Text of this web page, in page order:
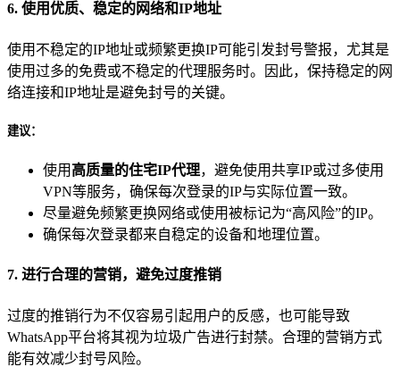
6. 使用优质、稳定的网络和IP地址
使用不稳定的IP地址或频繁更换IP可能引发封号警报，尤其是
使用过多的免费或不稳定的代理服务时。因此，保持稳定的网
络连接和IP地址是避免封号的关键。
建议：
使用 高质量的住宅IP代理，避免使用共享IP或过多使用
VPN等服务，确保每次登录的IP与实际位置一致。
尽量避免频繁更换网络或使用被标记为“高风险”的IP。
确保每次登录都来自稳定的设备和地理位置。
7. 进行合理的营销，避免过度推销
过度的推销行为不仅容易引起用户的反感，也可能导致
WhatsApp平台将其视为垃圾广告进行封禁。合理的营销方式
能有效减少封号风险。